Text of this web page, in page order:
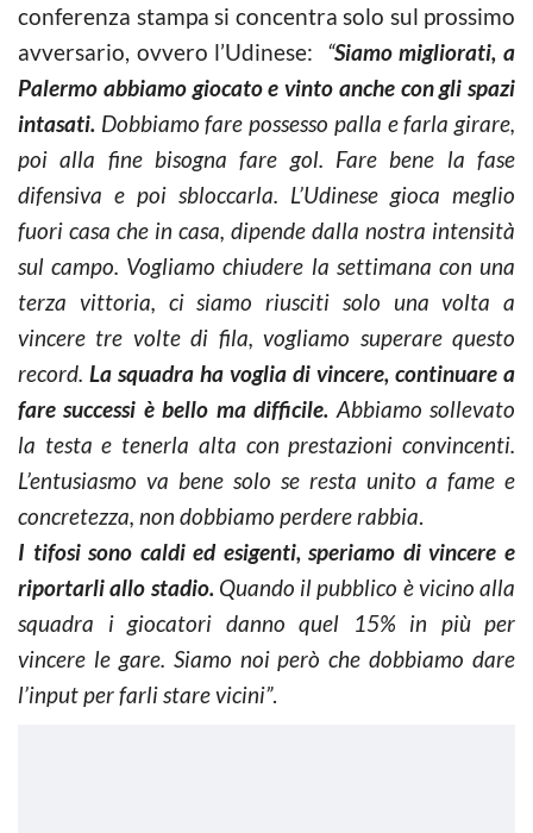
conferenza stampa si concentra solo sul prossimo
avversario, ovvero l’Udinese: “Siamo migliorati, a
Palermo abbiamo giocato e vinto anche con gli spazi
intasati. Dobbiamo fare possesso palla e farla girare,
poi alla fine bisogna fare gol. Fare bene la fase
difensiva e poi sbloccarla. L’Udinese gioca meglio
fuori casa che in casa, dipende dalla nostra intensità
sul campo. Vogliamo chiudere la settimana con una
terza vittoria, ci siamo riusciti solo una volta a
vincere tre volte di fila, vogliamo superare questo
record. La squadra ha voglia di vincere, continuare a
fare successi è bello ma difficile. Abbiamo sollevato
la testa e tenerla alta con prestazioni convincenti.
L’entusiasmo va bene solo se resta unito a fame e
concretezza, non dobbiamo perdere rabbia.
I tifosi sono caldi ed esigenti, speriamo di vincere e
riportarli allo stadio.Quando il pubblico è vicino alla
squadra i giocatori danno quel 15% in più per
vincere le gare. Siamo noi però che dobbiamo dare
l’input per farli stare vicini”.